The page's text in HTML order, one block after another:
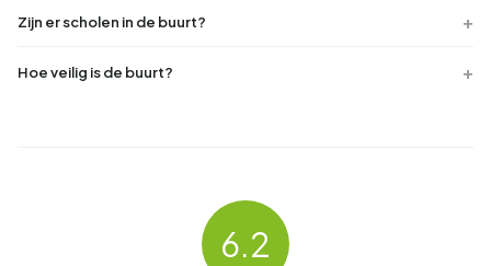
Zijn er scholen in de buurt?
Hoe veilig is de buurt?
6.2